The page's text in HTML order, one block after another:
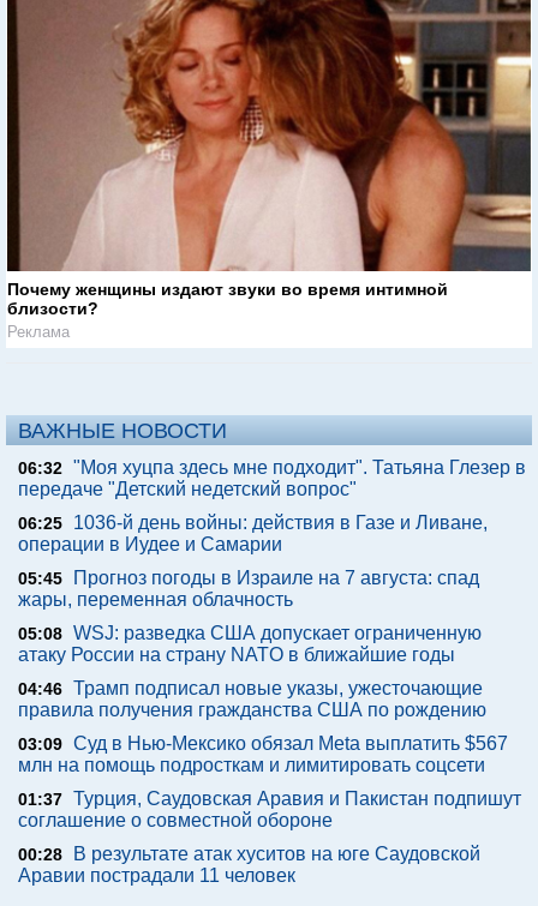
Почему женщины издают звуки во время интимной
близости?
Реклама
ВАЖНЫЕ НОВОСТИ
06:32 "Моя хуцпа здесь мне подходит". Татьяна Глезер в
передаче "Детский недетский вопрос"
06:25
1036-й день войны: действия в Газе и Ливане,
операции в Иудее и Самарии
05:45
Прогноз погоды в Израиле на 7 августа: спад
жары, переменная облачность
05:08 WSJ: разведка США допускает ограниченную
атаку России на страну NATO в ближайшие годы
04:46 Трамп подписал новые указы, ужесточающие
правила получения гражданства США по рождению
03:09 Суд в Нью-Мексико обязал Meta выплатить $567
млн на помощь подросткам и лимитировать соцсети
01:37 Турция, Саудовская Аравия и Пакистан подпишут
соглашение о совместной обороне
00:28
В результате атак хуситов на юге Саудовской
Аравии пострадали 11 человек